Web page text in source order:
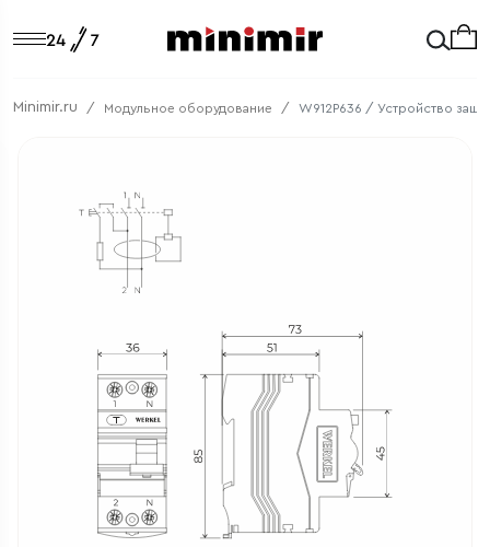
Minimir.ru Модульное оборудование W912P636 / Устройство